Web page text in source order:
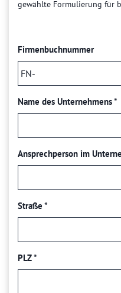
gewählte Formulierung für
Firmenbuchnummer
Name des Unternehmens*
Ansprechperson im
Straße *
PLZ*